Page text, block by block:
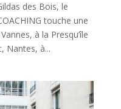
des Bois, le
touche une
à la Presqu’île
Nantes, à...